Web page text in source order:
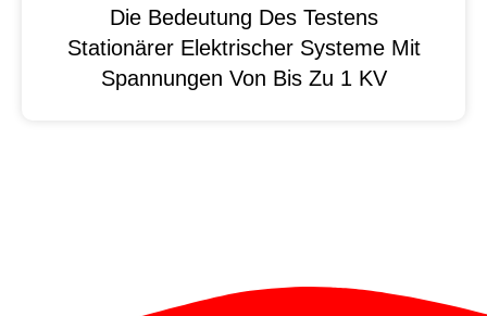
Die Bedeutung Des Testens
Stationärer Elektrischer Systeme Mit
Spannungen Von Bis Zu 1 KV